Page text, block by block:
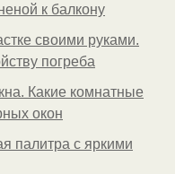
к балкону
своими руками.
погреба
Какие комнатные
окон
палитра с яркими